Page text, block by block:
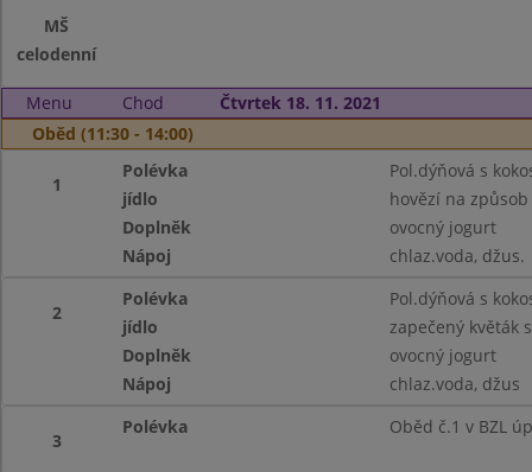
MŠ
celodenní
Menu Chod
Čtvrtek 18. 11. 2021
Oběd (11:30 - 14:00)
1
Polévka
Pol.dýňová s
jídlo
hovězí na
Doplněk
ovocný jogurt
Nápoj
chlaz.voda, džus.
2
Polévka
Pol.dýňová s
jídlo
zapečený květák
Doplněk
ovocný jogurt
Nápoj
chlaz.voda, džus
3
Polévka Oběd č.1 v BZL